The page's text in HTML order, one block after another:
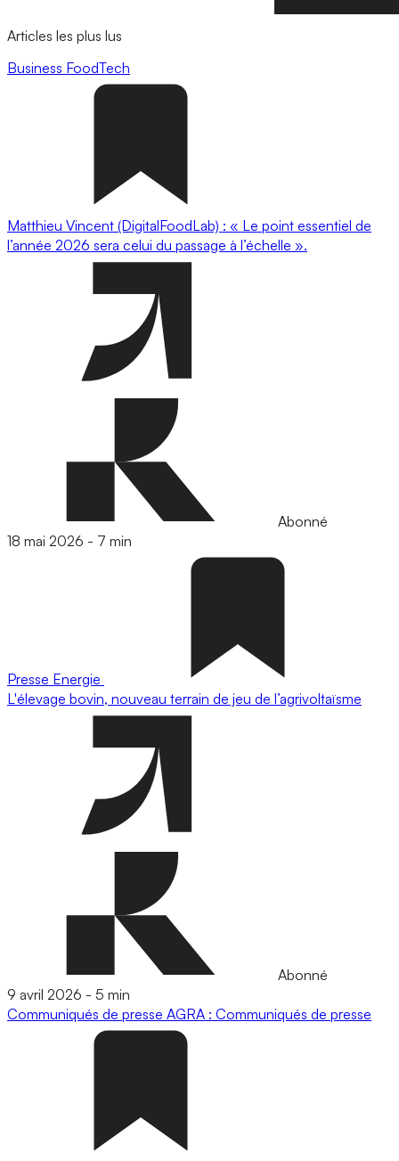
Articles les plus lus
Business FoodTech
Matthieu Vincent (DigitalFoodLab) : « Le point essentiel de
l’année 2026 sera celui du passage à l’échelle ».
Abonné
18 mai 2026 - 7 min
Presse Energie
L'élevage bovin, nouveau terrain de jeu de l’agrivoltaïsme
Abonné
9 avril 2026 - 5 min
Communiqués de presse AGRA : Communiqués de presse